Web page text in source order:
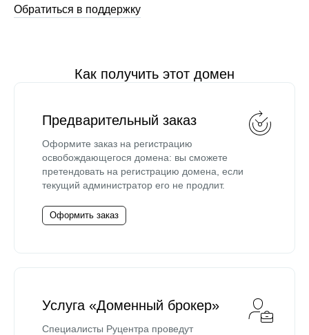
Обратиться в поддержку
Как получить этот домен
Предварительный заказ
Оформите заказ на регистрацию
освобождающегося домена: вы сможете
претендовать на регистрацию домена, если
текущий администратор его не продлит.
Оформить заказ
Услуга «Доменный брокер»
Специалисты Руцентра проведут